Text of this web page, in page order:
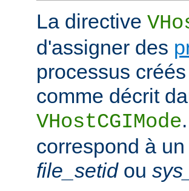
La directive
d'assigner des
processus
comme décrit
VHostCGIMode
correspond à
file_setidou